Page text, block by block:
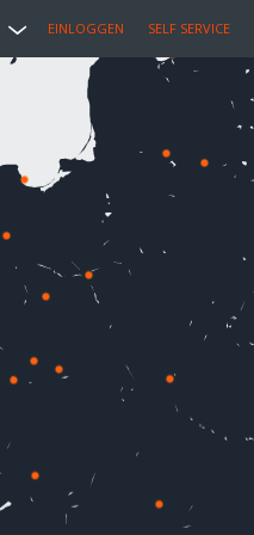
EINLOGGEN SELF SERVICE